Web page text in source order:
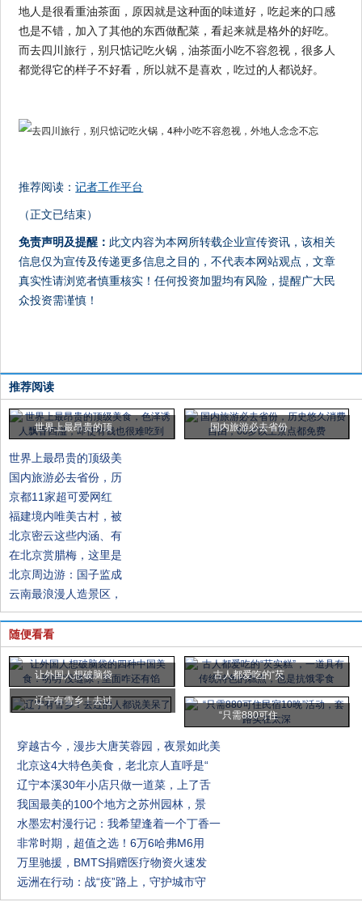
地人是很看重油茶面，原因就是这种面的味道好，吃起来的口感
也是不错，加入了其他的东西做配菜，看起来就是格外的好吃。
而去四川旅行，别只惦记吃火锅，油茶面小吃不容忽视，很多人
都觉得它的样子不好看，所以就不是喜欢，吃过的人都说好。
推荐阅读：记者工作平台
（正文已结束）
免责声明及提醒： 此文内容为本网所转载企业宣传资讯，该相关
信息仅为宣传及传递更多信息之目的，不代表本网站观点，文章
真实性请浏览者慎重核实！任何投资加盟均有风险，提醒广大民
众投资需谨慎！
推荐阅读
世界上最昂贵的顶 国内旅游必去省份
世界上最昂贵的顶级美
国内旅游必去省份，历
京都11家超可爱网红
福建境内唯美古村，被
北京密云这些内涵、有
在北京赏腊梅，这里是
北京周边游：国子监成
云南最浪漫人造景区，
随便看看
让外国人想破脑袋 古人都爱吃的“芡
辽宁有雪乡！去过
“只需880可住
穿越古今，漫步大唐芙蓉园，夜景如此美
北京这4大特色美食，老北京人直呼是“
辽宁本溪30年小店只做一道菜，上了舌
我国最美的100个地方之苏州园林，景
水墨宏村漫行记：我希望逢着一个丁香一
非常时期，超值之选！6万6哈弗M6用
万里驰援，BMTS捐赠医疗物资火速发
远洲在行动：战“疫”路上，守护城市守